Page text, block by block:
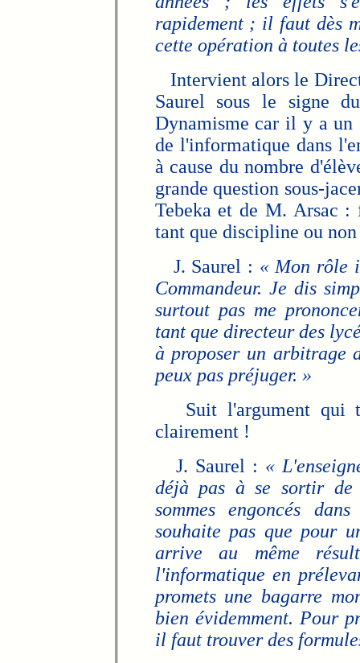
rapidement ; il faut dès
cette opération à toutes
Intervient alors le
Saurel sous le signe
Dynamisme car il y a
de l'informatique dans
à cause du nombre
grande question sous-
Tebeka et de M. Arsac
tant que discipline ou non
J. Saurel : « Mon rôle
Commandeur. Je dis
surtout pas me
tant que directeur des
à proposer un arbitrage
peux pas préjuger. »
Suit l'argument qui
clairement !
J. Saurel : «
déjà pas à se sortir de
sommes engoncés
souhaite pas que pour
arrive au même
l'informatique en
promets une bagarre
bien évidemment. Pour
il faut trouver des